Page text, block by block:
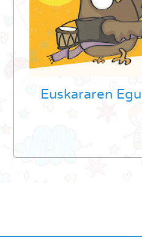
Euskararen